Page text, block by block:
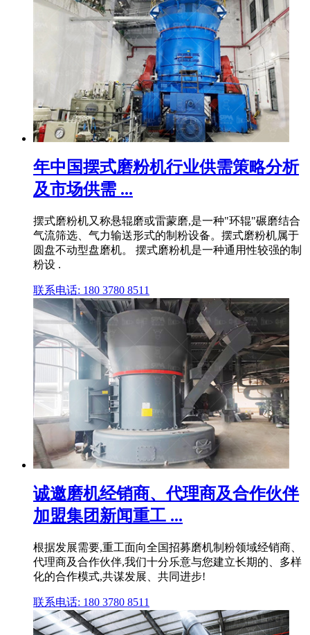
年中国摆式磨粉机行业供需策略分析
及市场供需 ...
摆式磨粉机又称悬辊磨或雷蒙磨,是一种"环辊"碾磨结合
气流筛选、气力输送形式的制粉设备。摆式磨粉机属于
圆盘不动型盘磨机。 摆式磨粉机是一种通用性较强的制
粉设 .
联系电话: 180 3780 8511
诚邀磨机经销商、代理商及合作伙伴
加盟集团新闻重工 ...
根据发展需要,重工面向全国招募磨机制粉领域经销商、
代理商及合作伙伴,我们十分乐意与您建立长期的、多样
化的合作模式,共谋发展、共同进步!
联系电话: 180 3780 8511